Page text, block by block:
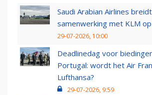
Saudi Arabian Airlines breidt
samenwerking met KLM
29-07-2026, 10:00
Deadlinedag voor
Portugal: wordt het Air
Lufthansa?
29-07-2026, 9:59